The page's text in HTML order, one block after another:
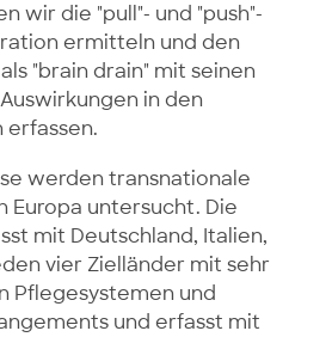
wir die "pull"- und "push"-
ermitteln und den
"brain drain" mit seinen
in den
erfassen.
werden transnationale
Europa untersucht. Die
mit Deutschland, Italien,
vier Zielländer mit sehr
Pflegesystemen und
und erfasst mit